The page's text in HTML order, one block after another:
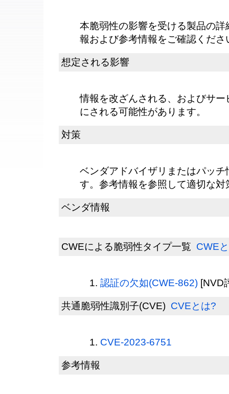
本脆弱性の影響を受ける製品の
報および参考情報をご確認くださ
想定される影響
情報を改ざんされる、およびサ
にされる可能性があります。
対策
ベンダアドバイザリまたはパッ
す。参考情報を参照して適切な
ベンダ情報
CWEによる脆弱性タイプ一覧 CWE
認証の欠如(CWE-862) [NVD
共通脆弱性識別子(CVE) CVEとは?
CVE-2023-6751
参考情報